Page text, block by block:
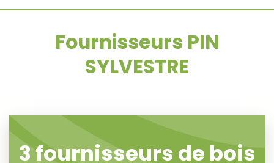
Fournisseurs PIN
SYLVESTRE
3fournisseurs de bois